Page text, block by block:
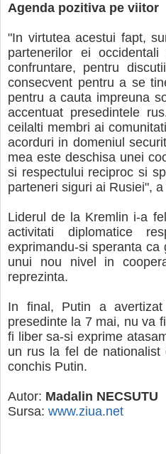
Agenda pozitiva pe viitor
"In virtutea acestui fapt,
partenerilor ei
confruntare, pentru
consecvent pentru a se
pentru a cauta impreuna
accentuat presedintele
ceilalti membri ai
acorduri in domeniul
mea este deschisa unei
si respectului reciproc si
parteneri siguri ai Rusiei",
Liderul de la Kremlin i-a
activitati diplomatice
exprimandu-si speranta
unui nou nivel in
reprezinta.
In final, Putin a
presedinte la 7 mai, nu va
fi liber sa-si exprime
un rus la fel de
conchis Putin.
Autor: Madalin NECSUTU
Sursa: www.ziua.net